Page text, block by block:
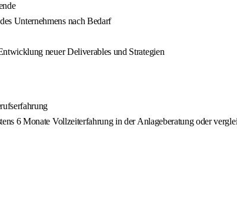
Unternehmens nach Bedarf
neuer Deliverables und Strategien
6 Monate Vollzeiterfahrung in der Anlageberatung oder